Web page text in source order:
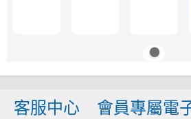
客服中心 會員專屬電